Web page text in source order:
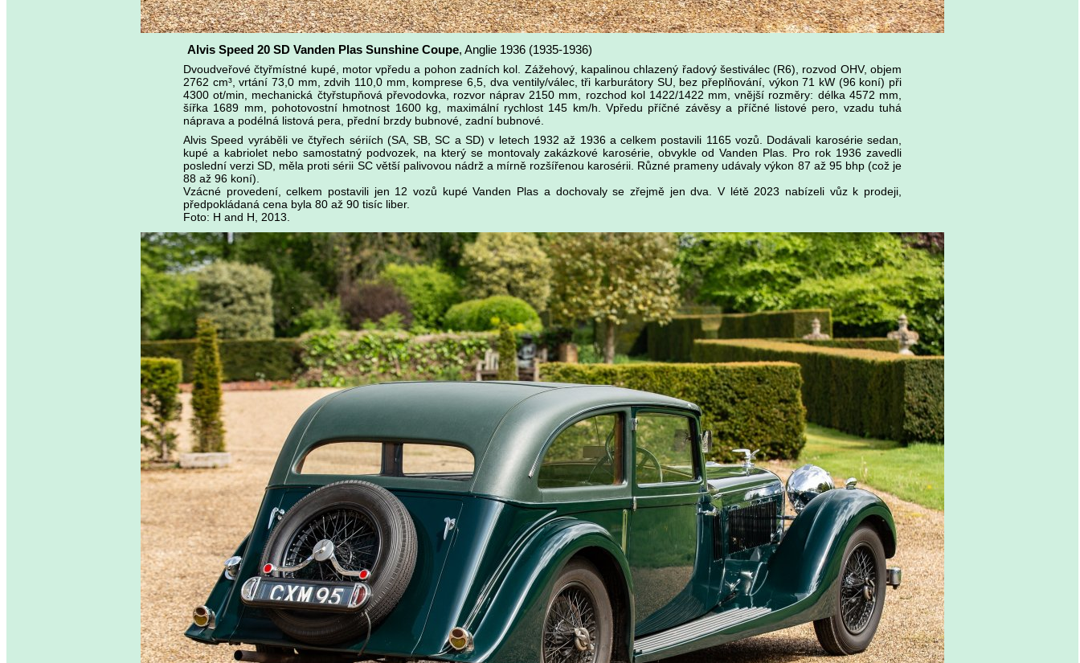
Alvis Speed 20 SD Vanden Plas Sunshine Coupe, Anglie 1936 (1935-1936)
Dvoudveřové čtyřmístné kupé, motor vpředu a pohon zadních kol. Zážehový, kapalinou chlazený řadový šestiválec (R6), rozvod OHV, objem
2762 cm³, vrtání 73,0 mm, zdvih 110,0 mm, komprese 6,5, dva ventily/válec, tři karburátory SU, bez přeplňování, výkon 71 kW (96 koní) při
4300 ot/min, mechanická čtyřstupňová převodovka, rozvor náprav 2150 mm, rozchod kol 1422/1422 mm, vnější rozměry: délka 4572 mm,
šířka 1689 mm, pohotovostní hmotnost 1600 kg, maximální rychlost 145 km/h. Vpředu příčné závěsy a příčné listové pero, vzadu tuhá
náprava a podélná listová pera, přední brzdy bubnové, zadní bubnové.
Alvis Speed vyráběli ve čtyřech sériích (SA, SB, SC a SD) v letech 1932 až 1936 a celkem postavili 1165 vozů. Dodávali karosérie sedan,
kupé a kabriolet nebo samostatný podvozek, na který se montovaly zakázkové karosérie, obvykle od Vanden Plas. Pro rok 1936 zavedli
poslední verzi SD, měla proti sérii SC větší palivovou nádrž a mírně rozšířenou karosérii. Různé prameny udávaly výkon 87 až 95 bhp (což je
88 až 96 koní).
Vzácné provedení, celkem postavili jen 12 vozů kupé Vanden Plas a dochovaly se zřejmě jen dva. V létě 2023 nabízeli vůz k prodeji,
předpokládaná cena byla 80 až 90 tisíc liber.
Foto: H and H, 2013.